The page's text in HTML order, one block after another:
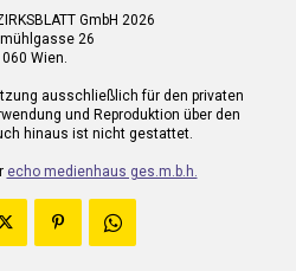
GmbH 2026
26
Wien.
ausschließlich für den privaten
und Reproduktion über den
hinaus ist nicht gestattet.
echo medienhaus ges.m.b.h.